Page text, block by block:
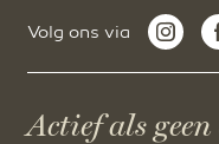
Volg ons via
Actief als